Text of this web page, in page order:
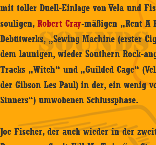
mit toller Duell-Einlage von Vela und
souligen,Robert Cray-mäßigen „Rent A
Debütwerks, „Sewing Machine (erster
dem launigen, wieder Southern Rock-
Tracks „Witch“ und „Guilded Cage“
der Gibson Les Paul) in der, ein wenig
Sinners“) umwobenen Schlussphase.
Joe Fischer, der auch wieder in der